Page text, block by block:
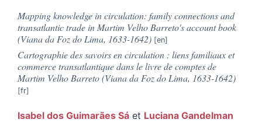
Mapping knowledge in circulation: family connections and
transatlantic trade in Martim Velho Barreto's account book
(Viana da Foz do Lima, 1633-1642)
Cartographie des savoirs en circulation : liens familiaux et
commerce transatlantique dans le livre de comptes de
Martim Velho Barreto (Viana da Foz do Lima, 1633-1642)
Isabel dos Guimarães Sá et Luciana Gandelman